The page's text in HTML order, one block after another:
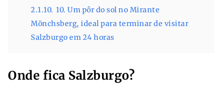
2.1.10. 10. Um pôr do sol no Mirante
Mönchsberg, ideal para terminar de visitar
Salzburgo em 24 horas
Onde fica Salzburgo?